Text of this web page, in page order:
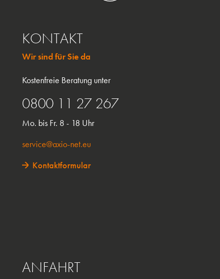
KONTAKT
Wir sind für Sie da
Kostenfreie Beratung unter
0800 11 27 267
Mo. bis Fr. 8 - 18 Uhr
service@axio-net.eu
Kontaktformular
ANFAHRT